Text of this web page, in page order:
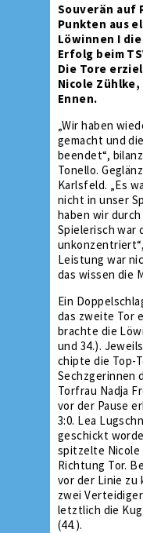
Souverän auf
Punkten aus
Löwinnen I
Erfolg beim
Die Tore
Nicole Zühlke,
Ennen.
„Wir haben
gemacht und
beendet“,
Tonello.
Karlsfeld. „Es
nicht in unser
haben wir
Spielerisch war
Leistung war
das wissen die
Ein
das zweite Tor
brachte die
und 34.).
chipte die Top-
Sechzgerinnen
Torfrau Nadja
vor der Pause
3:0. Lea
geschickt
spitzelte Nicole
Richtung Tor.
vor der Linie zu
zwei
letztlich die
(44.).